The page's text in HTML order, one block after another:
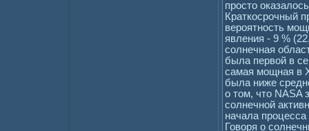
просто
Краткосрочный
вероятность
явления - 9 %
солнечная
была первой в
самая мощная в
была ниже
о том, что NASA
солнечной
начала
Говоря о